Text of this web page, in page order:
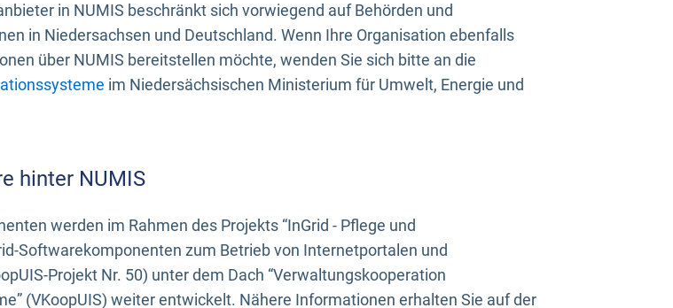
in NUMIS beschränkt sich vorwiegend auf Behörden und
in Niedersachsen und Deutschland. Wenn Ihre Organisation ebenfalls
über NUMIS bereitstellen möchte, wenden Sie sich bitte an die
im Niedersächsischen Ministerium für Umwelt, Energie und
hinter NUMIS
werden im Rahmen des Projekts “InGrid - Pflege und
Softwarekomponenten zum Betrieb von Internetportalen und
Projekt Nr. 50) unter dem Dach “Verwaltungskooperation
(VKoopUIS) weiter entwickelt. Nähere Informationen erhalten Sie auf der